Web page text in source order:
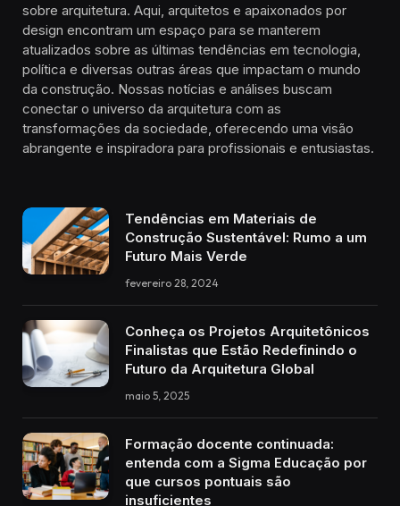
sobre arquitetura. Aqui, arquitetos e apaixonados por
design encontram um espaço para se manterem
atualizados sobre as últimas tendências em tecnologia,
política e diversas outras áreas que impactam o mundo
da construção. Nossas notícias e análises buscam
conectar o universo da arquitetura com as
transformações da sociedade, oferecendo uma visão
abrangente e inspiradora para profissionais e entusiastas.
Tendências em Materiais de
Construção Sustentável: Rumo a um
Futuro Mais Verde
fevereiro 28, 2024
Conheça os Projetos Arquitetônicos
Finalistas que Estão Redefinindo o
Futuro da Arquitetura Global
maio 5, 2025
Formação docente continuada:
entenda com a Sigma Educação por
que cursos pontuais são
insuficientes